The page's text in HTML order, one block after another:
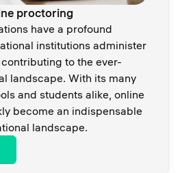
proctoring
have a profound
institutions administer
to the ever-
landscape. With its many
and students alike, online
become an indispensable
landscape.